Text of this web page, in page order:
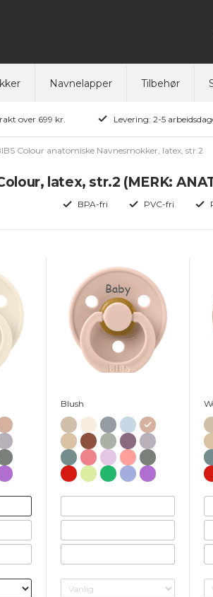
Navnelapper Tilbehør
over 699 kr. Levering: 2-5
Colour anatomiske Navnesmokker, latex, str.2
latex, str.2 (MERK:
BPA-fri PVC-fri
Baby
Blush